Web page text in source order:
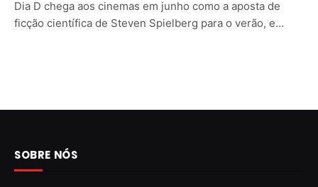
Dia D chega aos cinemas em junho como a aposta de
ficção científica de Steven Spielberg para o verão, e…
SOBRE NÓS